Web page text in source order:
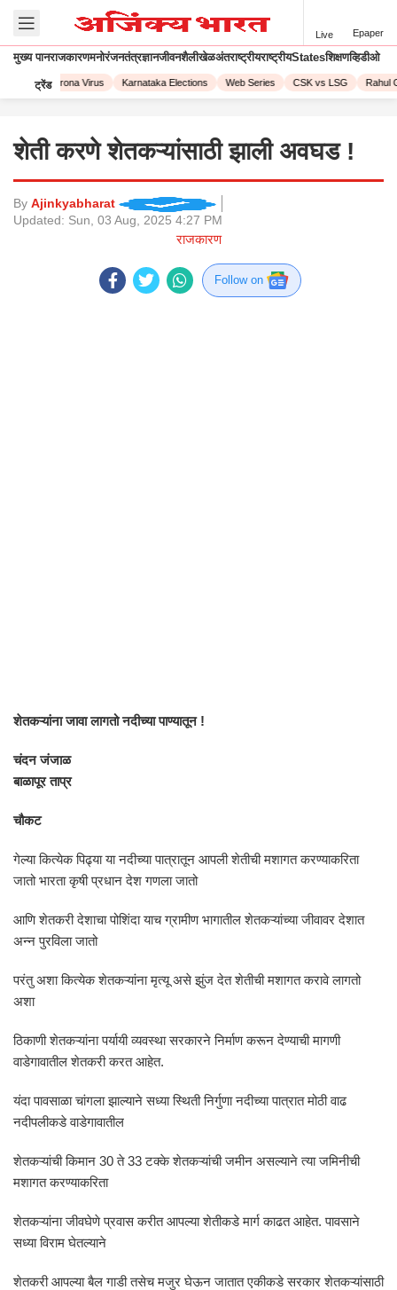
Live Epaper
मुख्य पानराजकारणमनोरंजनतंत्रज्ञानजीवनशैलीखेळअंतराष्ट्रीयराष्ट्रीयStatesशिक्षणव्हिडीओ
ट्रेंडCorona Virus Karnataka Elections Web Series CSK vs LSG Rahul
शेती करणे शेतकऱ्यांसाठी झाली अवघड !
By Ajinkyabharat
Updated: Sun, 03 Aug, 2025 4:27 PM
राजकारण
Follow on
शेतकऱ्यांना जावा लागतो नदीच्या पाण्यातून !
चंदन जंजाळ
बाळापूर ताप्र
चौकट
गेल्या कित्येक पिढ्या या नदीच्या पात्रातून आपली शेतीची मशागत करण्याकरिता
जातो भारता कृषी प्रधान देश गणला जातो
आणि शेतकरी देशाचा पोशिंदा याच ग्रामीण भागातील शेतकऱ्यांच्या जीवावर देशात
अन्न पुरविला जातो
परंतु अशा कित्येक शेतकऱ्यांना मृत्यू असे झुंज देत शेतीची मशागत करावे लागतो
अशा
ठिकाणी शेतकऱ्यांना पर्यायी व्यवस्था सरकारने निर्माण करून देण्याची मागणी
वाडेगावातील शेतकरी करत आहेत.
यंदा पावसाळा चांगला झाल्याने सध्या स्थिती निर्गुणा नदीच्या पात्रात मोठी वाढ
नदीपलीकडे वाडेगावातील
शेतकऱ्यांची किमान 30 ते 33 टक्के शेतकऱ्यांची जमीन असल्याने त्या जमिनीची
मशागत करण्याकरिता
शेतकऱ्यांना जीवघेणे प्रवास करीत आपल्या शेतीकडे मार्ग काढत आहेत. पावसाने
सध्या विराम घेतल्याने
शेतकरी आपल्या बैल गाडी तसेच मजुर घेऊन जातात एकीकडे सरकार शेतकऱ्यांसाठी